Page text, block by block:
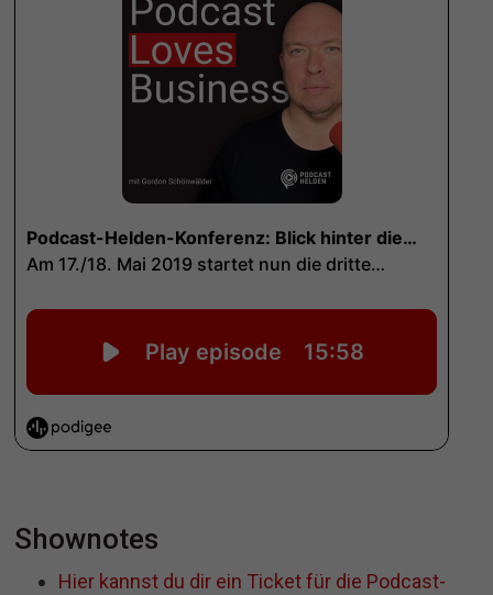
Shownotes
Hier kannst du dir ein Ticket für die Podcast-